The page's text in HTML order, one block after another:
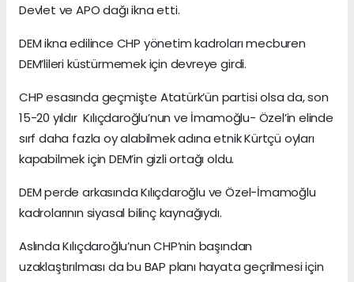
Devlet ve APO dağı ikna etti.
DEM ikna edilince CHP yönetim kadroları mecburen
DEM’lileri küstürmemek için devreye girdi.
CHP esasında geçmişte Atatürk’ün partisi olsa da, son
15-20 yıldır Kılıçdaroğlu’nun ve İmamoğlu- Özel’in elinde
sırf daha fazla oy alabilmek adına etnik Kürtçü oyları
kapabilmek için DEM’in gizli ortağı oldu.
DEM perde arkasında Kılıçdaroğlu ve Özel-İmamoğlu
kadrolarının siyasal bilinç kaynağıydı.
Aslında Kılıçdaroğlu’nun CHP’nin başından
uzaklaştırılması da bu BAP planı hayata geçrilmesi için